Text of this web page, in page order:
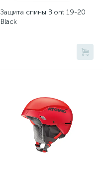
Защита спины Biont 19-20
Black